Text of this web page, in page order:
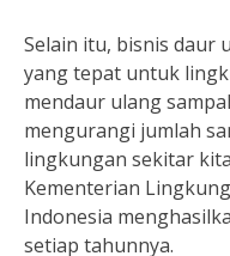
Selain itu, bisnis daur
yang tepat untuk
mendaur ulang
mengurangi jumlah
lingkungan sekitar
Kementerian
Indonesia
setiap tahunnya.